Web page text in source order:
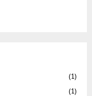
(1)
(1)